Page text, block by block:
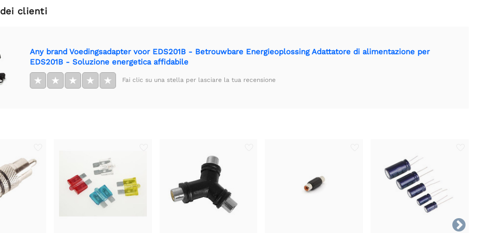
clienti
Any brand Voedingsadapter voor EDS201B - Betrouwbare Energieoplossing Adattatore di alimentazione per
EDS201B - Soluzione energetica affidabile
★ ★ ★ ★ ★ Fai clic su una stella per lasciare la tua recensione
